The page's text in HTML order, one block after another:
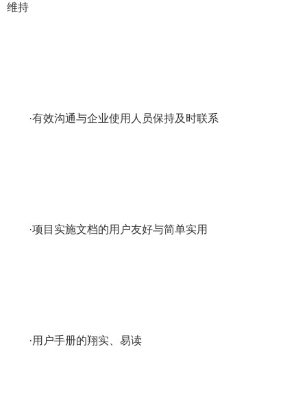
维持
·有效沟通与企业使用人员保持及时联系
·项目实施文档的用户友好与简单实用
·用户手册的翔实、易读